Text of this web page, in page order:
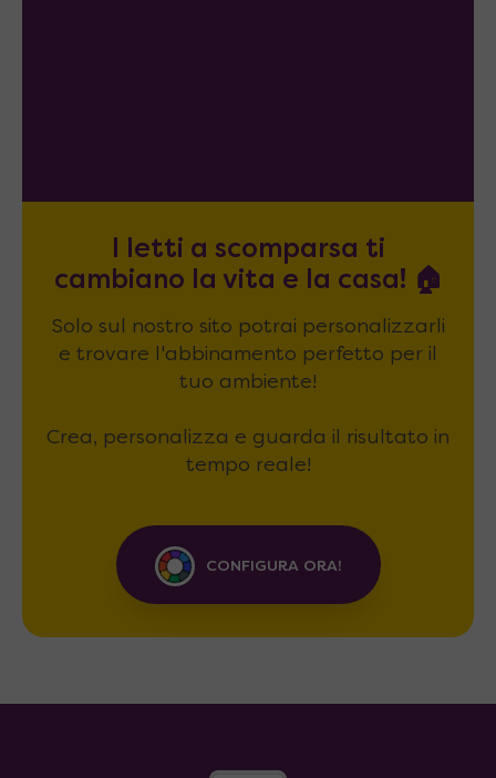
I letti a scomparsa ti
cambiano la vita e la casa! 🏠
Solo sul nostro sito potrai personalizzarli
e trovare l'abbinamento perfetto per il
tuo ambiente!
Crea, personalizza e guarda il risultato in
tempo reale!
CONFIGURA ORA!